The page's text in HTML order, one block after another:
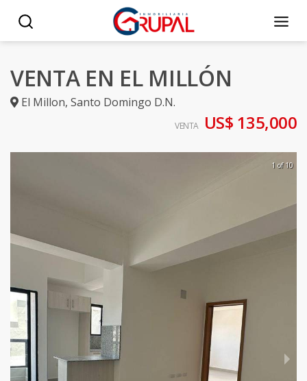
VENTA EN EL MILLÓN
El Millon, Santo Domingo D.N.
VENTA US$ 135,000
1 of 10